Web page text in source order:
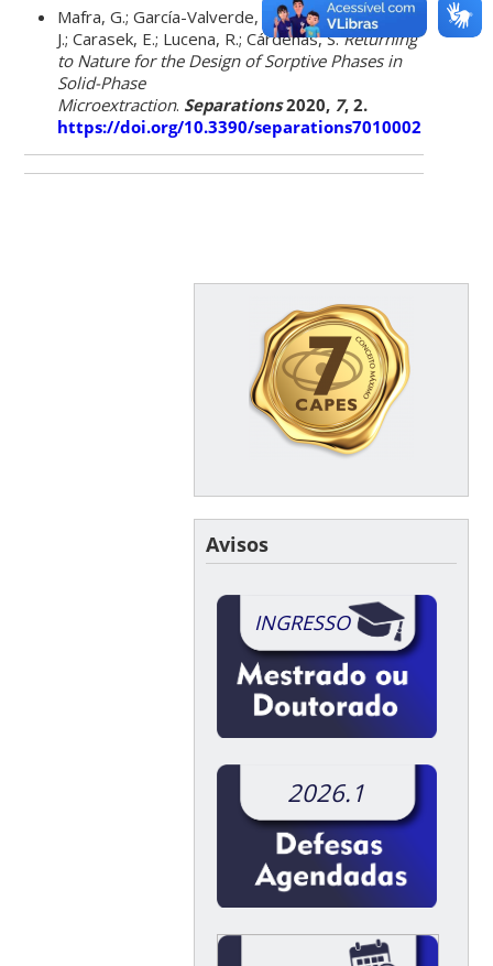
Mafra, G.; García-Valverde, M.T.; Millán-Santiago,
J.; Carasek, E.; Lucena, R.; Cárdenas, S.Returning
to Nature for the Design of Sorptive Phases in
Solid-Phase
Microextraction. Separations2020, 7, 2.
https://doi.org/10.3390/separations7010002
Avisos
INGRESSO
2026.1